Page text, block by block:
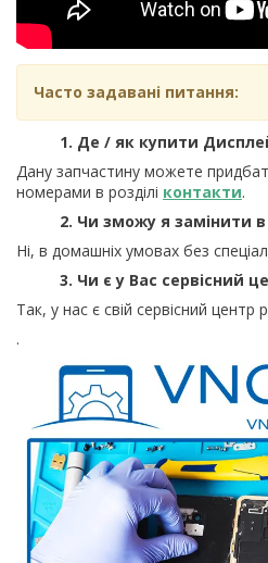
Часто задавані питання:
1. Де / як купити Дисплей
Дану запчастину можете
номерами в розділі контакти.
2. Чи зможу я замінити
Ні, в домашніх умовах без
3. Чи є у Вас сервісний
Так, у нас є свій сервісний
.